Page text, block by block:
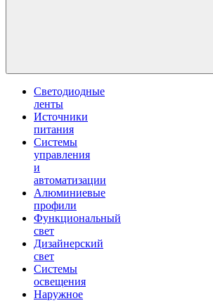
Светодиодные
ленты
Источники
питания
Системы
управления
и
автоматизации
Алюминиевые
профили
Функциональный
свет
Дизайнерский
свет
Системы
освещения
Наружное